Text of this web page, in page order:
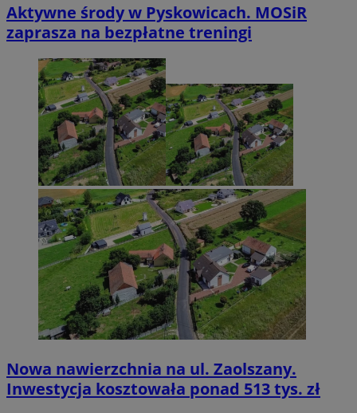
Aktywne środy w Pyskowicach. MOSiR
zaprasza na bezpłatne treningi
Nowa nawierzchnia na ul. Zaolszany.
Inwestycja kosztowała ponad 513 tys. zł